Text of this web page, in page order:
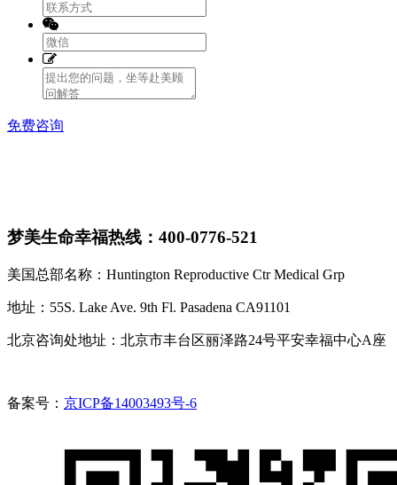
免费咨询
梦美生命幸福热线：400-0776-521
美国总部名称：Huntington Reproductive Ctr Medical Grp
地址：55S. Lake Ave. 9th Fl. Pasadena CA91101
北京咨询处地址：北京市丰台区丽泽路24号平安幸福中心A座
备案号： 京ICP备14003493号-6